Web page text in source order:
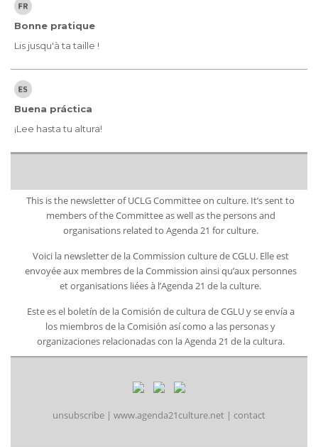
Bonne pratique
Lis jusqu'à ta taille !
Buena práctica
¡Lee hasta tu altura!
This is the newsletter of UCLG Committee on culture. It’s sent to
members of the Committee as well as the persons and
organisations related to Agenda 21 for culture.
Voici la newsletter de la Commission culture de CGLU. Elle est
envoyée aux membres de la Commission ainsi qu’aux personnes
et organisations liées à l’Agenda 21 de la culture.
Este es el boletín de la Comisión de cultura de CGLU y se envía a
los miembros de la Comisión así como a las personas y
organizaciones relacionadas con la Agenda 21 de la cultura.
unsubscribe | www.agenda21culture.net | contact